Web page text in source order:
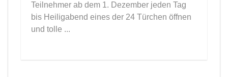
Teilnehmer ab dem 1. Dezember jeden Tag
bis Heiligabend eines der 24 Türchen öffnen
und tolle ...